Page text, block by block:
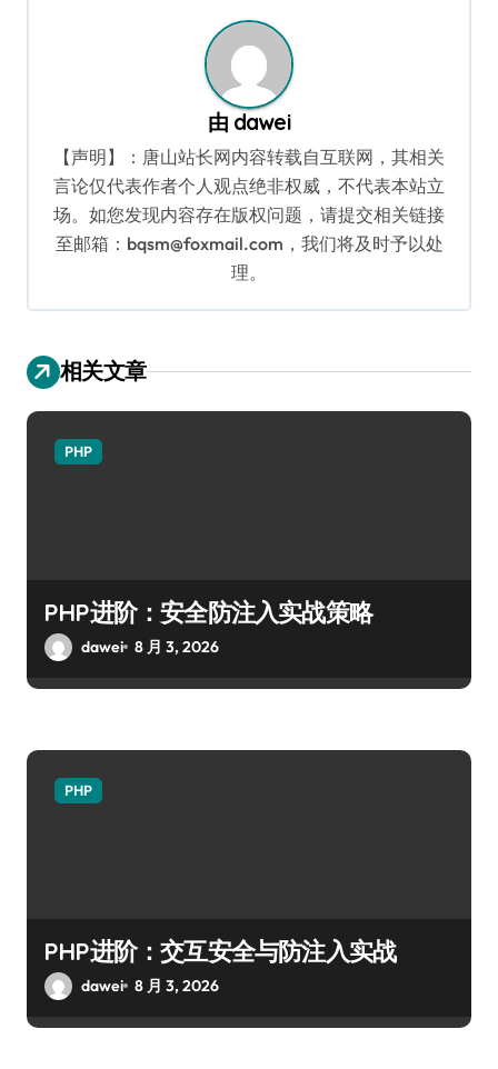
由 dawei
【声明】：唐山站长网内容转载自互联网，其相关
言论仅代表作者个人观点绝非权威，不代表本站立
场。如您发现内容存在版权问题，请提交相关链接
至邮箱：bqsm@foxmail.com，我们将及时予以处
理。
相关文章
PHP
PHP进阶：安全防注入实战策略
dawei 8 月 3, 2026
PHP
PHP进阶：交互安全与防注入实战
dawei 8 月 3, 2026